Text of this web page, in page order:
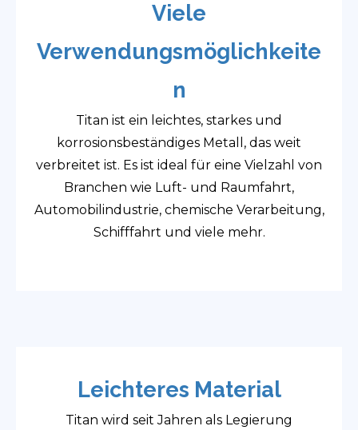
Viele
Verwendungsmöglichkeite
n
Titan ist ein leichtes, starkes und
korrosionsbeständiges Metall, das weit
verbreitet ist. Es ist ideal für eine Vielzahl von
Branchen wie Luft- und Raumfahrt,
Automobilindustrie, chemische Verarbeitung,
Schifffahrt und viele mehr.
Leichteres Material
Titan wird seit Jahren als Legierung